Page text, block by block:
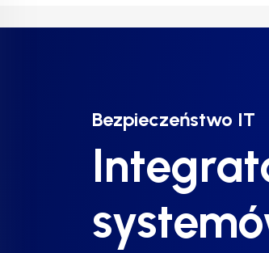
Bezpieczeństwo IT
Bezpieczeństwo IT
Bezpieczeństwo IT